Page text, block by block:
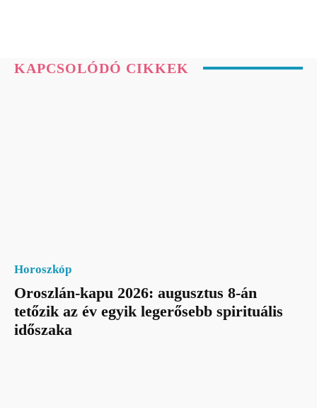
KAPCSOLÓDÓ CIKKEK
Horoszkóp
Oroszlán-kapu 2026: augusztus 8-án
tetőzik az év egyik legerősebb spirituális
időszaka